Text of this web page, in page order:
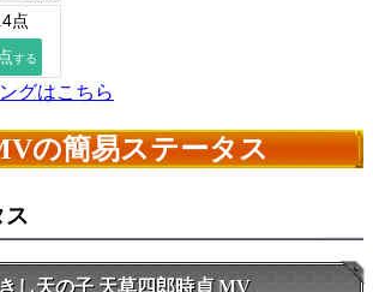
グはこちら
の簡易ステータス
し天の子 天草四郎時貞 MV